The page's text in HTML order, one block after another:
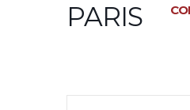
PARIS